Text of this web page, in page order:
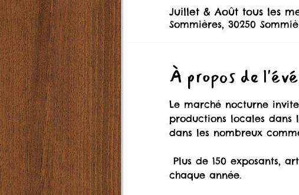
Juillet & Août tous les
Sommières, 30250
À propos de
Le marché nocturne
productions locales dans
dans les nombreux
chaque année.